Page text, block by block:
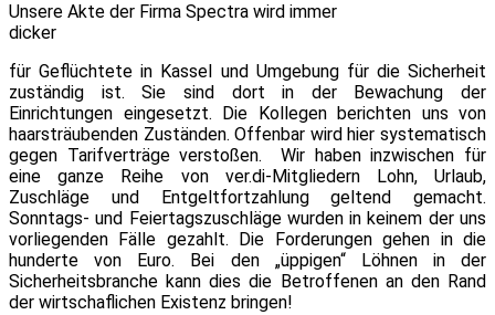
Unsere Akte der Firma Spectra wird immer
dicker
für Geflüchtete in Kassel und Umgebung für die Sicherheit
zuständig ist. Sie sind dort in der Bewachung der
Einrichtungen eingesetzt. Die Kollegen berichten uns von
haarsträubenden Zuständen. Offenbar wird hier systematisch
gegen Tarifverträge verstoßen. Wir haben inzwischen für
eine ganze Reihe von ver.di-Mitgliedern Lohn, Urlaub,
Zuschläge und Entgeltfortzahlung geltend gemacht.
Sonntags- und Feiertagszuschläge wurden in keinem der uns
vorliegenden Fälle gezahlt. Die Forderungen gehen in die
hunderte von Euro. Bei den „üppigen“ Löhnen in der
Sicherheitsbranche kann dies die Betroffenen an den Rand
der wirtschaflichen Existenz bringen!